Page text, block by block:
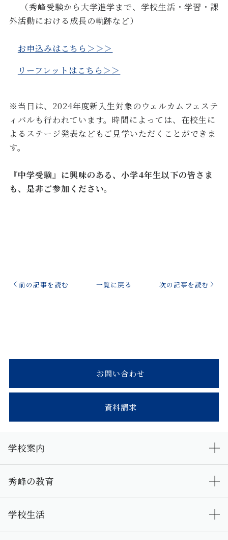
（秀峰受験から大学進学まで、学校生活・学習・課
外活動における成長の軌跡など）
お申込みはこちら＞＞＞
リーフレットはこちら＞＞
※当日は、2024年度新入生対象のウェルカムフェステ
ィバルも行われています。時間によっては、在校生に
よるステージ発表などもご見学いただくことができま
す。
『中学受験』に興味のある、小学4年生以下の皆さま
も、是非ご参加ください。
前の記事を読む 一覧に戻る 次の記事を読む
お問い合わせ
資料請求
学校案内
秀峰の教育
学校生活